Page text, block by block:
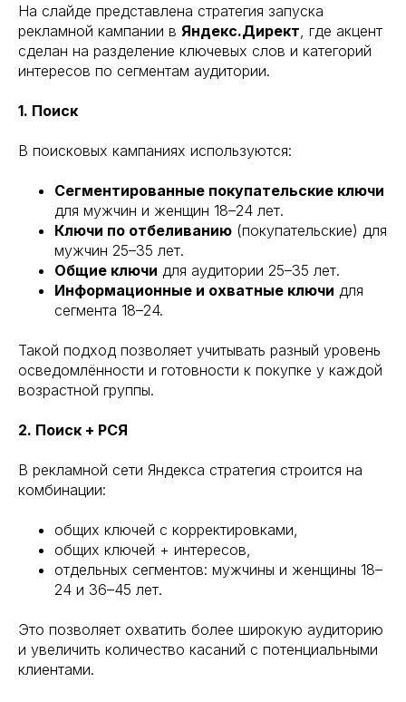
На слайде представлена стратегия запуска
рекламной кампании в Яндекс.Директ, где акцент
сделан на разделение ключевых слов и категорий
интересов по сегментам аудитории.
1. Поиск
В поисковых кампаниях используются:
Сегментированные покупательские ключи
для мужчин и женщин 18–24 лет.
Ключи по отбеливанию (покупательские) для
мужчин 25–35 лет.
Общие ключи для аудитории 25–35 лет.
Информационные и охватные ключи для
сегмента 18–24.
Такой подход позволяет учитывать разный уровень
осведомлённости и готовности к покупке у каждой
возрастной группы.
2. Поиск + РСЯ
В рекламной сети Яндекса стратегия строится на
комбинации:
общих ключей с корректировками,
общих ключей + интересов,
отдельных сегментов: мужчины и женщины 18–
24 и 36–45 лет.
Это позволяет охватить более широкую аудиторию
и увеличить количество касаний с потенциальными
клиентами.